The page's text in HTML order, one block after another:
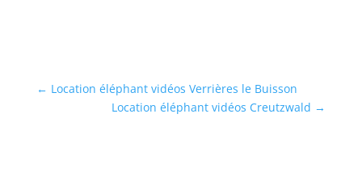
← Location éléphant vidéos Verrières le Buisson
Location éléphant vidéos Creutzwald →